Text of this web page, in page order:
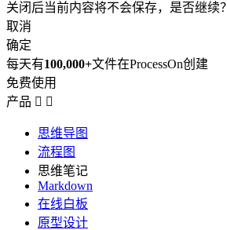
关闭后当前内容将不会保存，是否继续？
取消
确定
每天有100,000+文件在ProcessOn创建
免费使用
产品  
思维导图
流程图
思维笔记
Markdown
在线白板
原型设计